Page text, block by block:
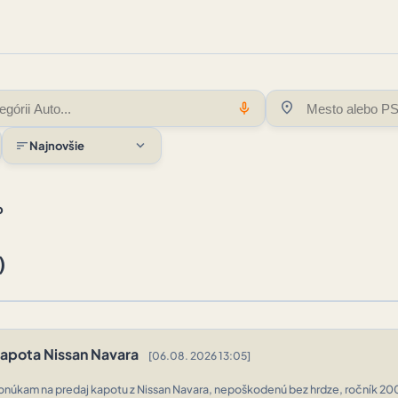
mic location_on
sortNajnovšie expand_more
Nissan Navara [06.08. 2026 13:05]
na predaj kapotu z Nissan Navara, nepoškodenú bez hrdze, ročník